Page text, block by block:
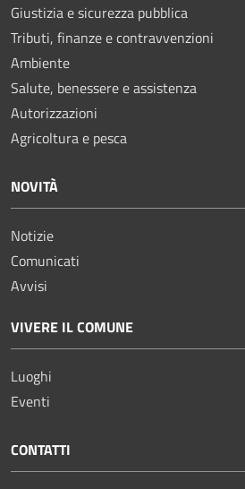
Giustizia e sicurezza pubblica
Tributi, finanze e contravvenzioni
Ambiente
Salute, benessere e assistenza
Autorizzazioni
Agricoltura e pesca
NOVITÀ
Notizie
Comunicati
Avvisi
VIVERE IL COMUNE
Luoghi
Eventi
CONTATTI